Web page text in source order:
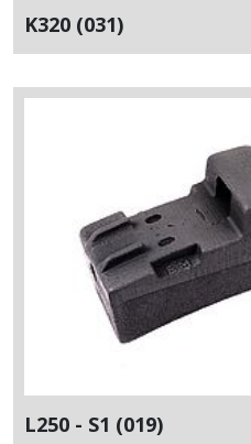
K320 (031)
L250 - S1 (019)